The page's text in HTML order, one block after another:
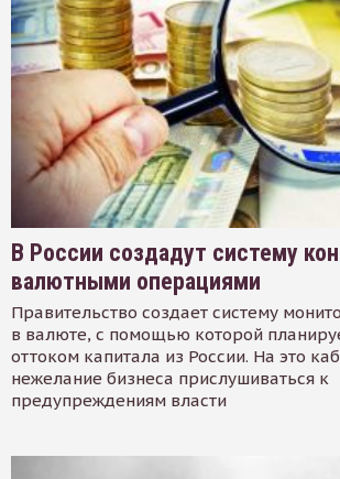
В России создадут систему
валютными операциями
Правительство создает систему
в валюте, с помощью которой
оттоком капитала из России. На это
нежелание бизнеса прислушиваться к
предупреждениям власти